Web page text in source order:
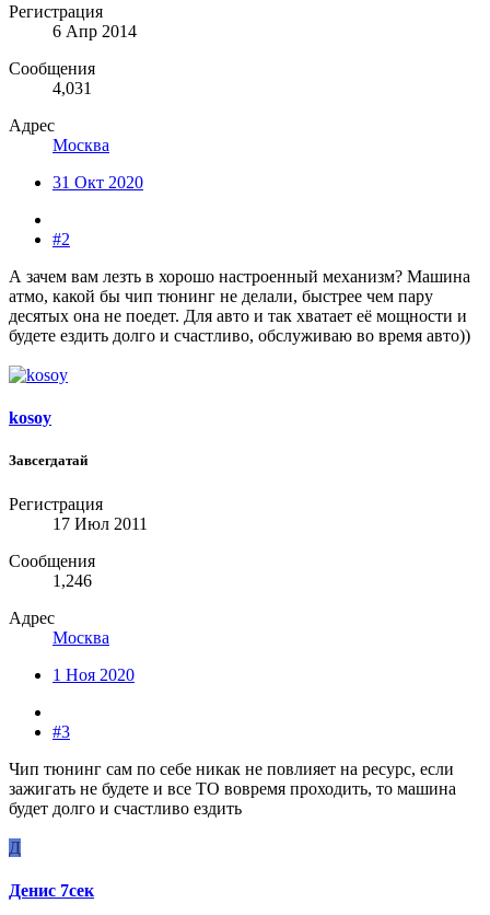
Регистрация
6 Апр 2014
Сообщения
4,031
Адрес
Москва
31 Окт 2020
#2
А зачем вам лезть в хорошо настроенный механизм? Машина
атмо, какой бы чип тюнинг не делали, быстрее чем пару
десятых она не поедет. Для авто и так хватает её мощности и
будете ездить долго и счастливо, обслуживаю во время авто))
kosoy
Завсегдатай
Регистрация
17 Июл 2011
Сообщения
1,246
Адрес
Москва
1 Ноя 2020
#3
Чип тюнинг сам по себе никак не повлияет на ресурс, если
зажигать не будете и все ТО вовремя проходить, то машина
будет долго и счастливо ездить
Д
Денис 7сек